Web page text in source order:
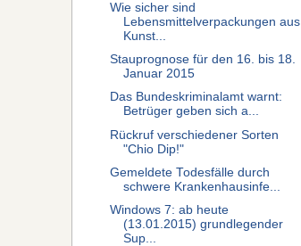
Wie sicher sind
Lebensmittelverpackungen aus
Kunst...
Stauprognose für den 16. bis 18.
Januar 2015
Das Bundeskriminalamt warnt:
Betrüger geben sich a...
Rückruf verschiedener Sorten
"Chio Dip!"
Gemeldete Todesfälle durch
schwere Krankenhausinfe...
Windows 7: ab heute
(13.01.2015) grundlegender
Sup...